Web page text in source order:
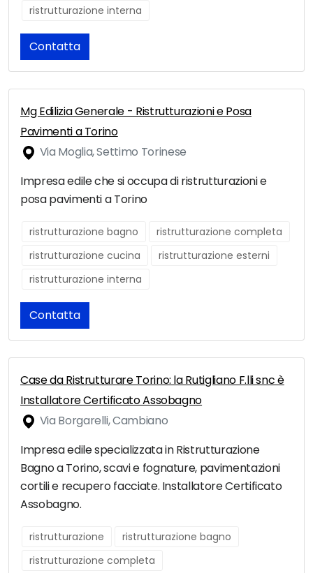
ristrutturazione interna
Contatta
Mg Edilizia Generale - Ristrutturazioni e Posa
Pavimenti a Torino
Via Moglia, Settimo Torinese
Impresa edile che si occupa di ristrutturazioni e
posa pavimenti a Torino
ristrutturazione bagno
ristrutturazione completa
ristrutturazione cucina
ristrutturazione esterni
ristrutturazione interna
Contatta
Case da Ristrutturare Torino: la Rutigliano F.lli snc è
Installatore Certificato Assobagno
Via Borgarelli, Cambiano
Impresa edile specializzata in Ristrutturazione
Bagno a Torino, scavi e fognature, pavimentazioni
cortili e recupero facciate. Installatore Certificato
Assobagno.
ristrutturazione
ristrutturazione bagno
ristrutturazione completa